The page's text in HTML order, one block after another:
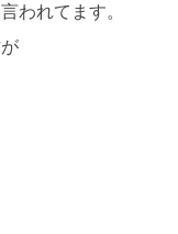
われてます。